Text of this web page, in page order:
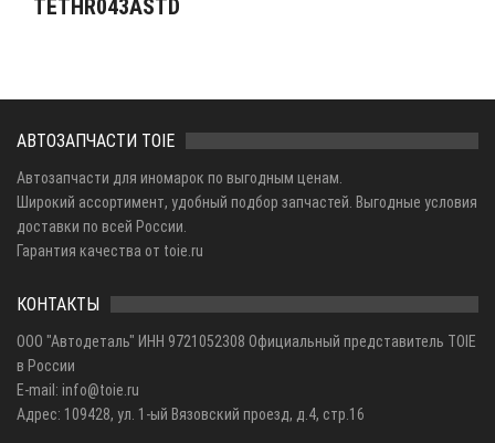
TETHR043ASTD
АВТОЗАПЧАСТИ TOIE
Автозапчасти для иномарок по выгодным ценам.
Широкий ассортимент, удобный подбор запчастей. Выгодные условия
доставки по всей России.
Гарантия качества от toie.ru
КОНТАКТЫ
ООО "Автодеталь" ИНН 9721052308 Официальный представитель TOIE
в России
E-mail: info@toie.ru
Адрес: 109428, ул. 1-ый Вязовский проезд, д.4, стр.16